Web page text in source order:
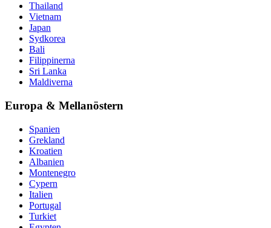
Thailand
Vietnam
Japan
Sydkorea
Bali
Filippinerna
Sri Lanka
Maldiverna
Europa & Mellanöstern
Spanien
Grekland
Kroatien
Albanien
Montenegro
Cypern
Italien
Portugal
Turkiet